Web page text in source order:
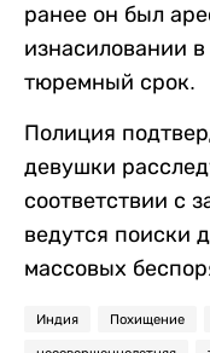
ранее он был
изнасиловании
тюремный срок.
Полиция
девушки
соответствии с
ведутся поиски
массовых
Индия Похищение